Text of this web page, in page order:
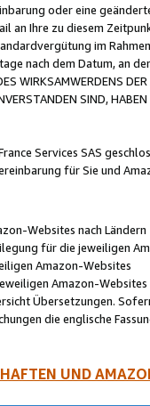
oder eine
an Ihre zu diesem
im
nach dem Datum, an
WIRKSAMWERDENS
SIND,
Services SAS
für Sie und
Websites nach Ländern
für die jeweiligen
Amazon-Websites
Amazon-Websites
Übersetzungen.
die englische
UND